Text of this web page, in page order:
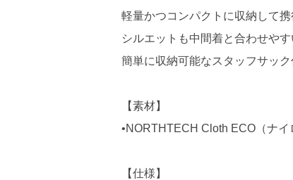
軽量かつコンパクトに収納して
シルエットも中間着と合わせや
簡単に収納可能なスタッフサック
【素材】
•NORTHTECH Cloth ECO（ナイ
【仕様】